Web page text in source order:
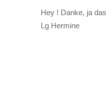
Hey ! Danke, ja
Lg Hermine